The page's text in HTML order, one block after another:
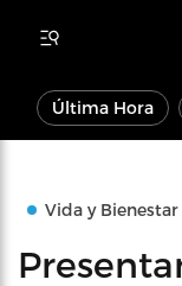
Última Hora
Vida y Bienestar